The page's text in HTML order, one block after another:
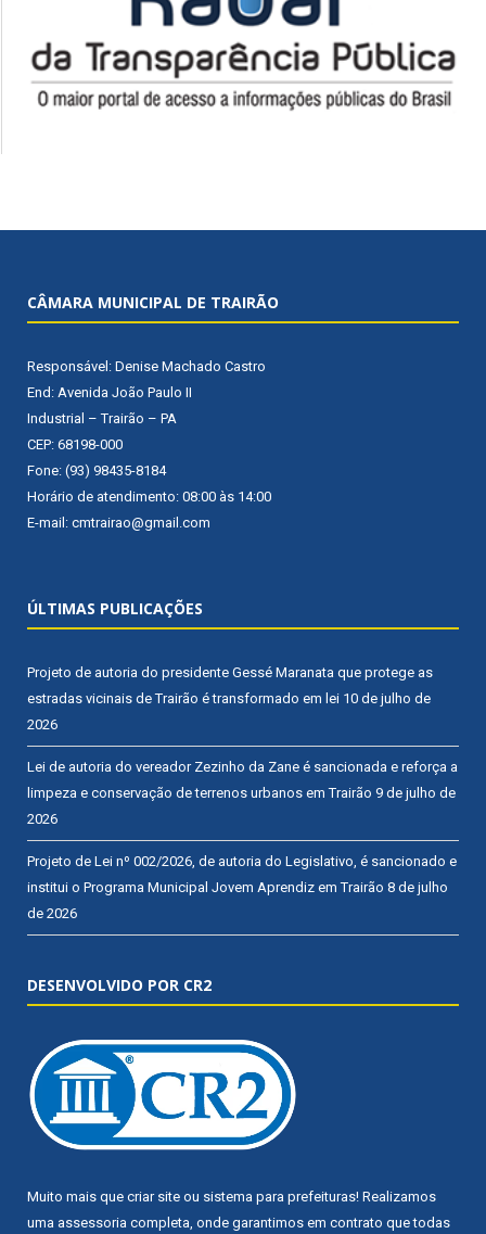
CÂMARA MUNICIPAL DE TRAIRÃO
Responsável: Denise Machado Castro
End: Avenida João Paulo II
Industrial – Trairão – PA
CEP: 68198-000
Fone: (93) 98435-8184
Horário de atendimento: 08:00 às 14:00
E-mail: cmtrairao@gmail.com
ÚLTIMAS PUBLICAÇÕES
Projeto de autoria do presidente Gessé Maranata que protege as
estradas vicinais de Trairão é transformado em lei 10 de julho de
2026
Lei de autoria do vereador Zezinho da Zane é sancionada e reforça a
limpeza e conservação de terrenos urbanos em Trairão 9 de julho de
2026
Projeto de Lei nº 002/2026, de autoria do Legislativo, é sancionado e
institui o Programa Municipal Jovem Aprendiz em Trairão 8 de julho
de 2026
DESENVOLVIDO POR CR2
Muito mais que criar site ou sistema para prefeituras! Realizamos
uma assessoria completa, onde garantimos em contrato que todas